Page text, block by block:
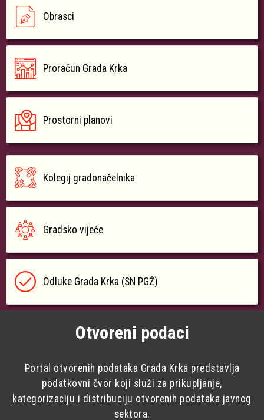
Obrasci
Proračun Grada Krka
Prostorni planovi
Kolegij gradonačelnika
Gradsko vijeće
Odluke Grada Krka (SN PGŽ)
Otvoreni podaci
Portal otvorenih podataka Grada Krka predstavlja
podatkovni čvor koji služi za prikupljanje,
kategorizaciju i distribuciju otvorenih podataka javnog
sektora.